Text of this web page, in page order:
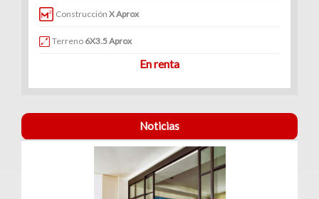
Construcción X Aprox
Terreno 6X3.5 Aprox
En renta
Noticias